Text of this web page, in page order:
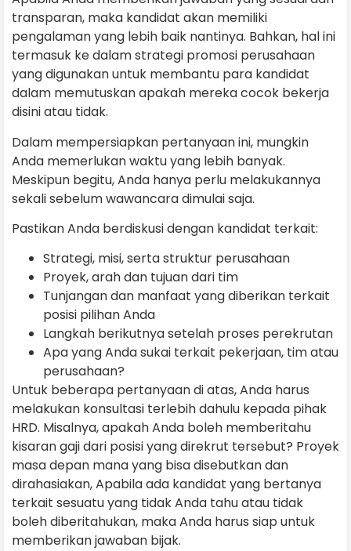
transparan, maka kandidat akan memiliki
pengalaman yang lebih baik nantinya. Bahkan, hal ini
termasuk ke dalam strategi promosi perusahaan
yang digunakan untuk membantu para kandidat
dalam memutuskan apakah mereka cocok bekerja
disini atau tidak.
Dalam mempersiapkan pertanyaan ini, mungkin
Anda memerlukan waktu yang lebih banyak.
Meskipun begitu, Anda hanya perlu melakukannya
sekali sebelum wawancara dimulai saja.
Pastikan Anda berdiskusi dengan kandidat terkait:
Strategi, misi, serta struktur perusahaan
Proyek, arah dan tujuan dari tim
Tunjangan dan manfaat yang diberikan terkait
posisi pilihan Anda
Langkah berikutnya setelah proses perekrutan
Apa yang Anda sukai terkait pekerjaan, tim atau
perusahaan?
Untuk beberapa pertanyaan di atas, Anda harus
melakukan konsultasi terlebih dahulu kepada pihak
HRD. Misalnya, apakah Anda boleh memberitahu
kisaran gaji dari posisi yang direkrut tersebut? Proyek
masa depan mana yang bisa disebutkan dan
dirahasiakan, Apabila ada kandidat yang bertanya
terkait sesuatu yang tidak Anda tahu atau tidak
boleh diberitahukan, maka Anda harus siap untuk
memberikan jawaban bijak.